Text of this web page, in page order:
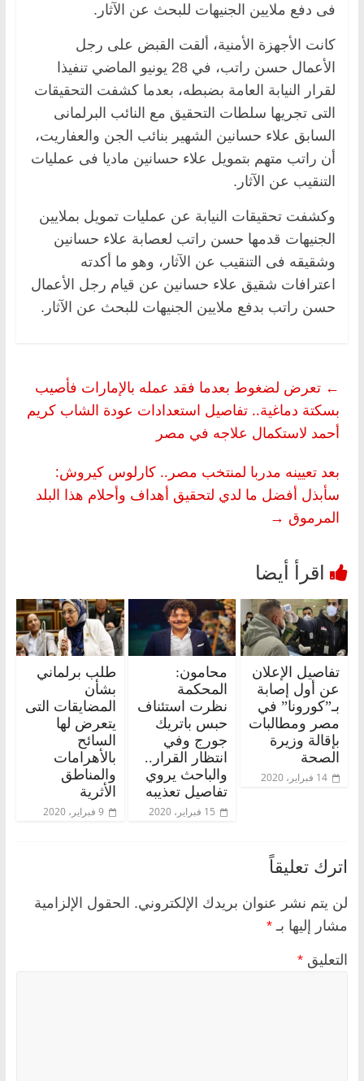
فى دفع ملايين الجنيهات للبحث عن الآثار.
كانت الأجهزة الأمنية، ألقت القبض على رجل
الأعمال حسن راتب، في 28 يونيو الماضي تنفيذا
لقرار النيابة العامة بضبطه، بعدما كشفت التحقيقات
التى تجريها سلطات التحقيق مع النائب البرلمانى
السابق علاء حسانين الشهير بنائب الجن والعفاريت،
أن راتب متهم بتمويل علاء حسانين ماديا فى عمليات
التنقيب عن الآثار.
وكشفت تحقيقات النيابة عن عمليات تمويل بملايين
الجنيهات قدمها حسن راتب لعصابة علاء حسانين
وشقيقه فى التنقيب عن الآثار، وهو ما أكدته
اعترافات شقيق علاء حسانين عن قيام رجل الأعمال
حسن راتب بدفع ملايين الجنيهات للبحث عن الآثار.
← تعرض لضغوط بعدما فقد عمله بالإمارات فأصيب
بسكتة دماغية.. تفاصيل استعدادات عودة الشاب كريم
أحمد لاستكمال علاجه في مصر
بعد تعيينه مدربا لمنتخب مصر.. كارلوس كيروش:
سأبذل أفضل ما لدي لتحقيق أهداف وأحلام هذا البلد
المرموق →
تفاصيل الإعلان
عن أول إصابة
بـ”كورونا” في
مصر ومطالبات
بإقالة وزيرة
الصحة
14 فبراير، 2020
محامون:
المحكمة
نظرت استئناف
حبس باتريك
جورج وفي
انتظار القرار..
والباحث يروي
تفاصيل تعذيبه
15 فبراير، 2020
طلب برلماني
بشأن
المضايقات التى
يتعرض لها
السائح
بالأهرامات
والمناطق
الأثرية
9 فبراير، 2020
اترك تعليقاً
لن يتم نشر عنوان بريدك الإلكتروني. الحقول الإلزامية
مشار إليها بـ *
التعليق *